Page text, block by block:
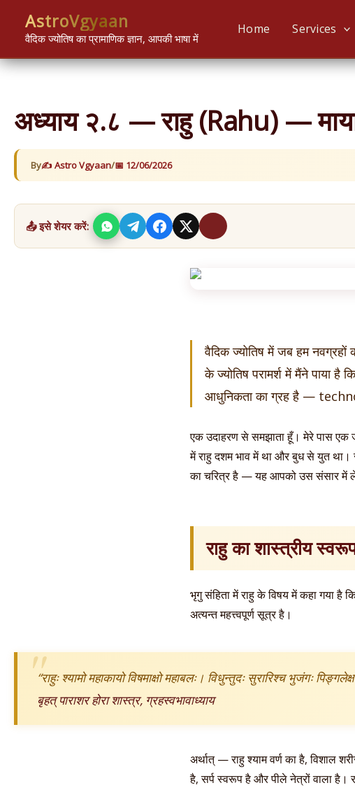
content
AstroVgyaan
वैदिक ज्योतिष का प्रामाणिक ज्ञान, आपकी भाषा में
Home Services
अध्याय २.८ — राहु (Rahu) — माया
By Astro Vgyaan/ 12/06/2026
📤 इसे शेयर करें:
वैदिक ज्योतिष में जब हम नवग्रहों
के ज्योतिष परामर्श में मैंने पाया
आधुनिकता का ग्रह है —
एक उदाहरण से समझाता हूँ। मेरे पास एक
में राहु दशम भाव में था और बुध से युत था।
का चरित्र है — यह आपको उस संसार में
राहु का शास्त्रीय
भृगु संहिता में राहु के विषय में कहा गया
अत्यन्त महत्त्वपूर्ण सूत्र है।
“राहुः श्यामो महाकायो विषमाक्षो महाबलः। विधुन्तुदः सुरारिश्च भुजंगः
बृहत् पाराशर होरा शास्त्र, ग्रहस्वभावाध्याय
अर्थात् — राहु श्याम वर्ण का है, विशाल
है, सर्प स्वरूप है और पीले नेत्रों वाला